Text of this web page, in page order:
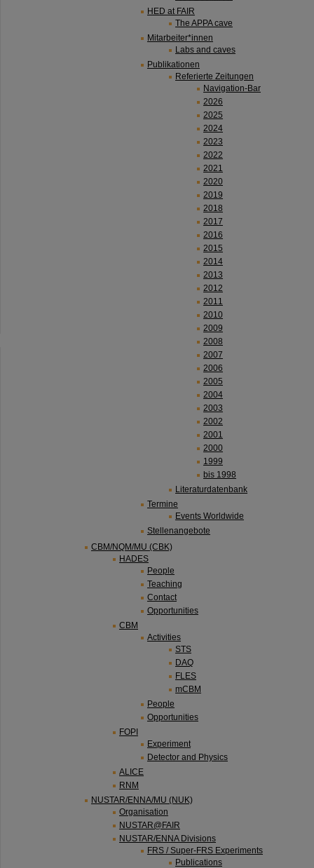
HED at FAIR
The APPA cave
Mitarbeiter*innen
Labs and caves
Publikationen
Referierte Zeitungen
Navigation-Bar
2026
2025
2024
2023
2022
2021
2020
2019
2018
2017
2016
2015
2014
2013
2012
2011
2010
2009
2008
2007
2006
2005
2004
2003
2002
2001
2000
1999
bis 1998
Literaturdatenbank
Termine
Events Worldwide
Stellenangebote
CBM/NQM/MU (CBK)
HADES
People
Teaching
Contact
Opportunities
CBM
Activities
STS
DAQ
FLES
mCBM
People
Opportunities
FOPI
Experiment
Detector and Physics
ALICE
RNM
NUSTAR/ENNA/MU (NUK)
Organisation
NUSTAR@FAIR
NUSTAR/ENNA Divisions
FRS / Super-FRS Experiments
Publications